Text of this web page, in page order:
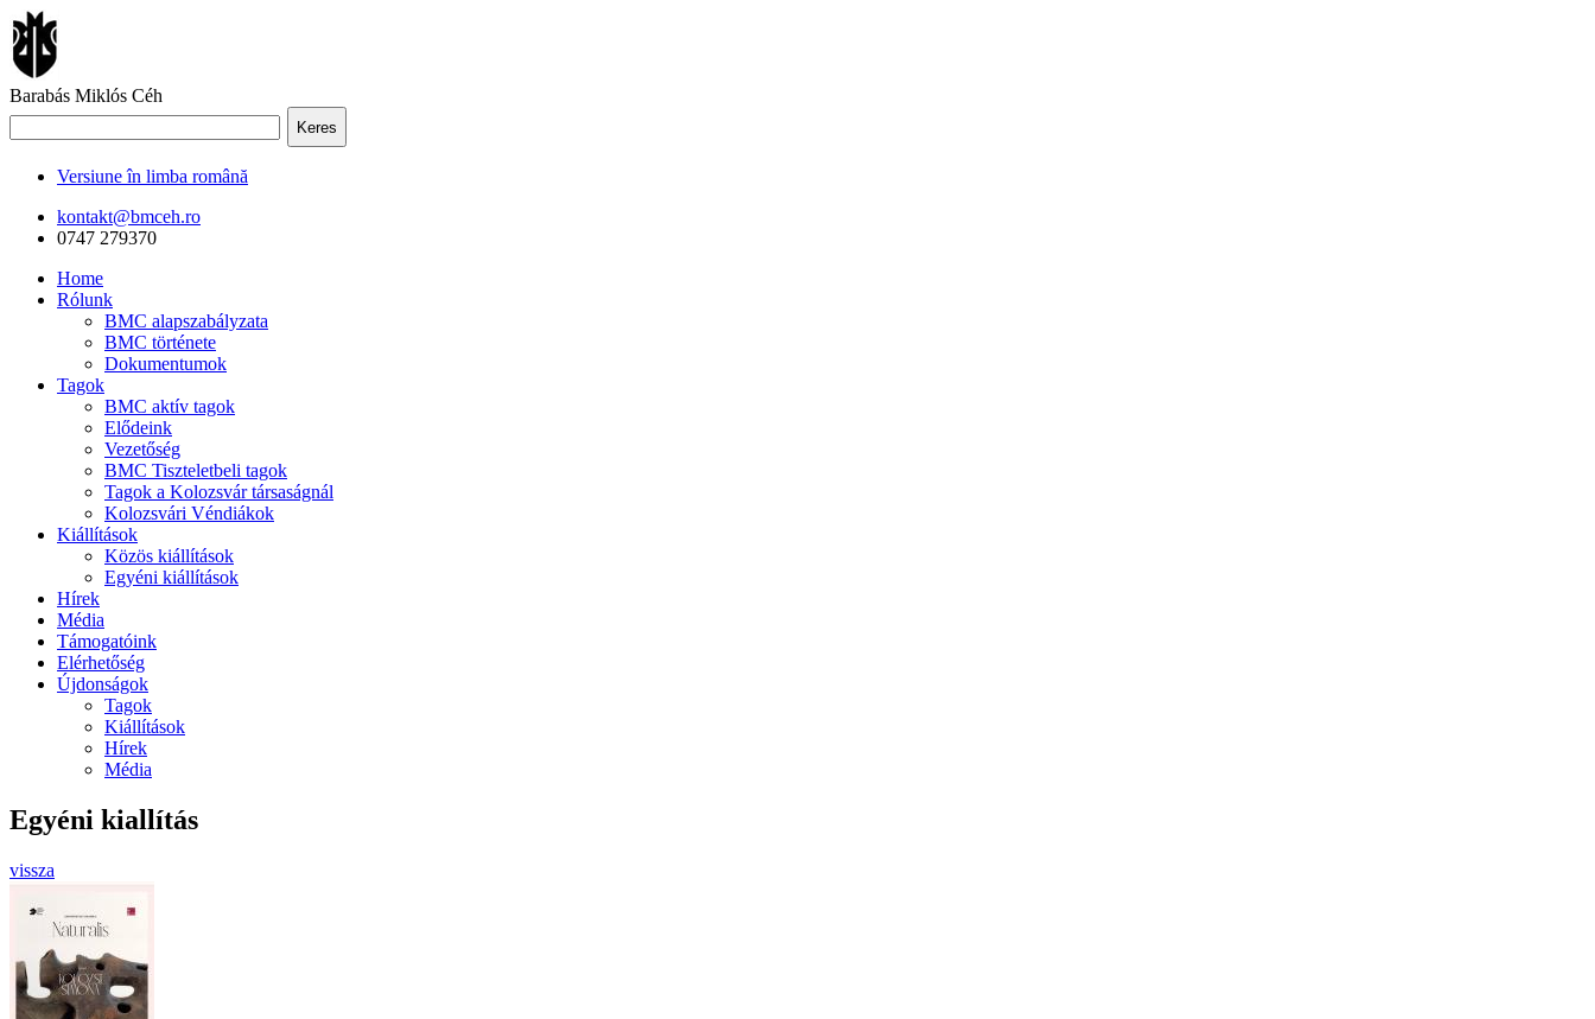
Barabás Miklós Céh
Keres
Versiune în limba română
kontakt@bmceh.ro
0747 279370
Home
Rólunk
BMC alapszabályzata
BMC története
Dokumentumok
Tagok
BMC aktív tagok
Elődeink
Vezetőség
BMC Tiszteletbeli tagok
Tagok a Kolozsvár társaságnál
Kolozsvári Véndiákok
Kiállítások
Közös kiállítások
Egyéni kiállítások
Hírek
Média
Támogatóink
Elérhetőség
Újdonságok
Tagok
Kiállítások
Hírek
Média
Egyéni kiallítás
vissza